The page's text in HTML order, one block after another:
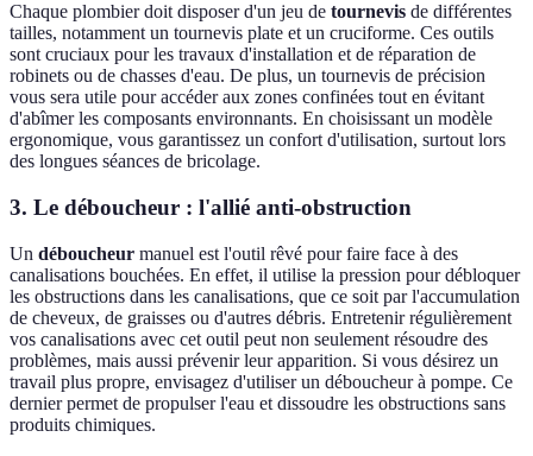
Chaque plombier doit disposer d'un jeu de tournevis de différentes
tailles, notamment un tournevis plate et un cruciforme. Ces outils
sont cruciaux pour les travaux d'installation et de réparation de
robinets ou de chasses d'eau. De plus, un tournevis de précision
vous sera utile pour accéder aux zones confinées tout en évitant
d'abîmer les composants environnants. En choisissant un modèle
ergonomique, vous garantissez un confort d'utilisation, surtout lors
des longues séances de bricolage.
3. Le déboucheur : l'allié anti-obstruction
Un déboucheur manuel est l'outil rêvé pour faire face à des
canalisations bouchées. En effet, il utilise la pression pour débloquer
les obstructions dans les canalisations, que ce soit par l'accumulation
de cheveux, de graisses ou d'autres débris. Entretenir régulièrement
vos canalisations avec cet outil peut non seulement résoudre des
problèmes, mais aussi prévenir leur apparition. Si vous désirez un
travail plus propre, envisagez d'utiliser un déboucheur à pompe. Ce
dernier permet de propulser l'eau et dissoudre les obstructions sans
produits chimiques.